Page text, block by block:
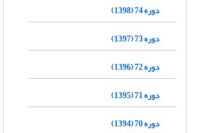
دوره 74 (1398)
دوره 73 (1397)
دوره 72 (1396)
دوره 71 (1395)
دوره 70 (1394)